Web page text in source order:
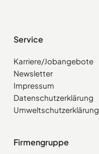
Service
Karriere/Jobangebote
Newsletter
Impressum
Datenschutzerklärung
Umweltschutzerklärung
Firmengruppe